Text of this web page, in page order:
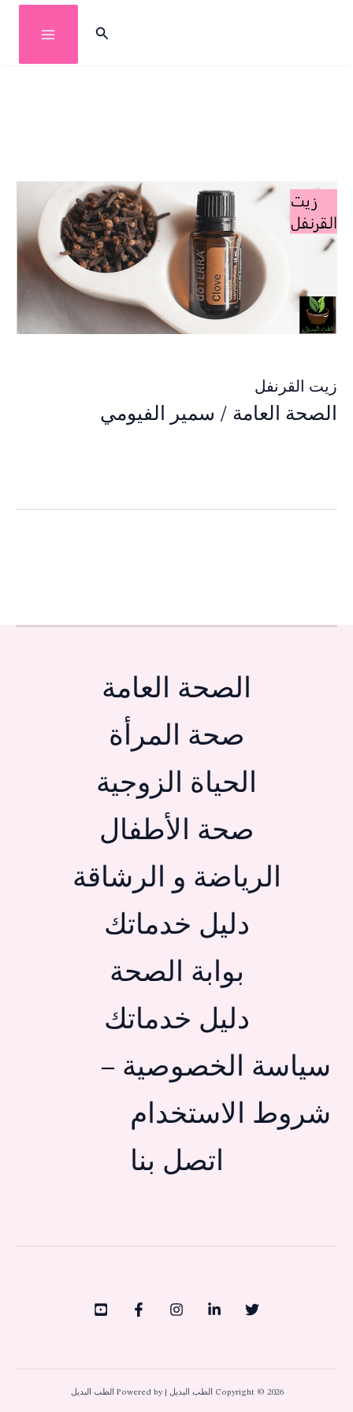
البحث
زيت القرنفل
الصحة العامة / سمير الفيومي
الصحة العامة
صحة المرأة
الحياة الزوجية
صحة الأطفال
الرياضة و الرشاقة
دليل خدماتك
بوابة الصحة
دليل خدماتك
سياسة الخصوصية –
شروط الاستخدام
اتصل بنا
Copyright © 2026 الطب البديل | Powered by الطب البديل